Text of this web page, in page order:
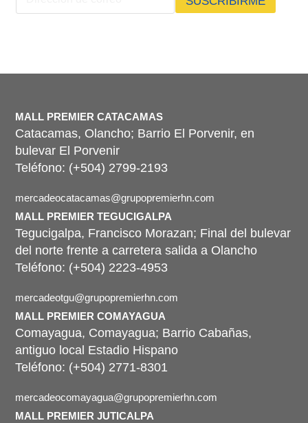
ó
o
r
r
e
o
r
e
c
o
r
o
*
MALL PREMIER CATACAMAS
Catacamas, Olancho; Barrio El Porvenir, en
bulevar El Porvenir
Teléfono: (+504) 2799-2193
mercadeocatacamas@grupopremierhn.com
MALL PREMIER TEGUCIGALPA
Tegucigalpa, Francisco Morazan; Final del bulevar
del norte frente a carretera salida a Olancho
Teléfono: (+504) 2223-4953
mercadeotgu@grupopremierhn.com
MALL PREMIER COMAYAGUA
Comayagua, Comayagua; Barrio Cabañas,
antiguo local Estadio Hispano
Teléfono: (+504) 2771-8301
mercadeocomayagua@grupopremierhn.com
MALL PREMIER JUTICALPA